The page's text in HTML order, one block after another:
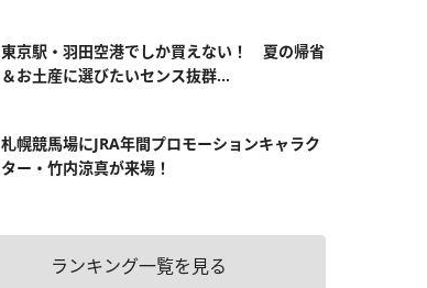
東京駅・羽田空港でしか買えない！ 夏の帰省
＆お土産に選びたいセンス抜群...
札幌競馬場にJRA年間プロモーションキャラク
ター・竹内涼真が来場！
ランキング一覧を見る